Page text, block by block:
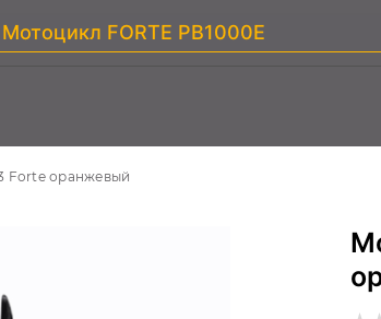
Forte оранжевый